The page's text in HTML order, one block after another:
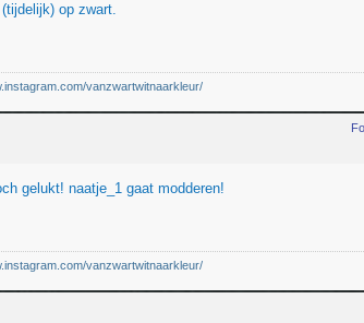
op zwart.
vanzwartwitnaarkleur/
gelukt! naatje_1 gaat modderen!
vanzwartwitnaarkleur/